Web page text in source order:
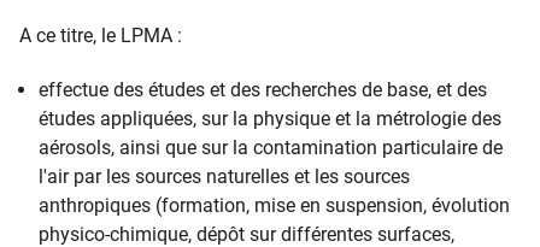
A ce titre, le LPMA :
effectue des études et des recherches de base, et des
études appliquées, sur la physique et la métrologie des
aérosols, ainsi que sur la contamination particulaire de
l'air par les sources naturelles et les sources
anthropiques (formation, mise en suspension, évolution
physico-chimique, dépôt sur différentes surfaces,